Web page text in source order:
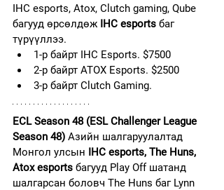
IHC esports, Atox, Clutch gaming, Qube
багууд өрсөлдөж IHC esports баг
түрүүллээ.
1-р байрт IHC Esports. $7500
2-р байрт ATOX Esports. $2500
3-р байрт Clutch Gaming.
ECL Season 48 (ESL Challenger League
Season 48) Азийн шалгаруулалтад
Монгол улсын IHC esports, The Huns,
Atox esports багууд Play Off шатанд
шалгарсан боловч The Huns баг Lynn